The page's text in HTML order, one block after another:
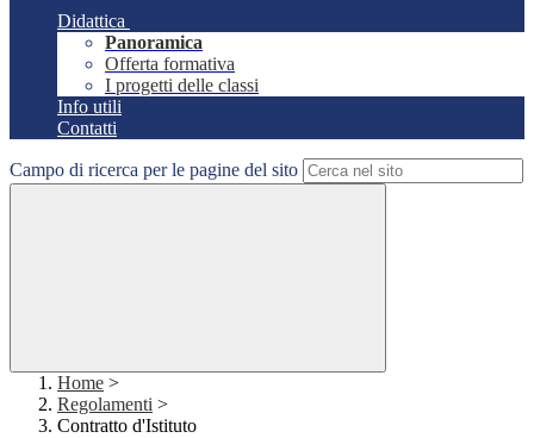
Didattica
Panoramica
Offerta formativa
I progetti delle classi
Info utili
Contatti
Campo di ricerca per le pagine del sito
Home >
Regolamenti >
Contratto d'Istituto